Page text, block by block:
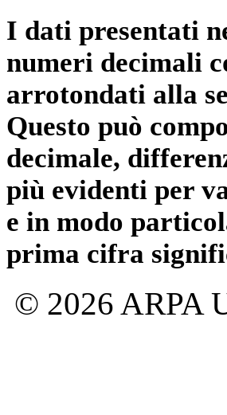
I dati presentati
numeri decimali
arrotondati alla
Questo può
decimale,
più evidenti per
e in modo
prima cifra
© 2026 ARPA